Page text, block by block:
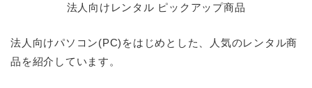
法人向けレンタル ピックアップ商品
法人向けパソコン(PC)をはじめとした、人気のレンタル商
品を紹介しています。